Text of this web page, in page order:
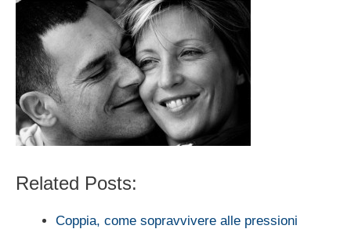
Related Posts:
Coppia, come sopravvivere alle pressioni